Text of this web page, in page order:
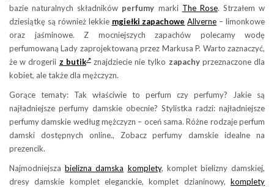
bazie naturalnych składników perfumy marki The Rose. Strzałem w
dziesiątkę są również lekkie mgiełki zapachowe Allverne – limonkowe
oraz jaśminowe. Z mocniejszych zapachów polecamy wodę
perfumowaną Lady zaprojektowaną przez Markusa P. Warto zaznaczyć,
że w drogerii z butik znajdziecie nie tylko zapachyprzeznaczone dla
kobiet, ale także dla mężczyzn.
Gorące tematy: Tak właściwie to perfum czy perfumy? Jakie są
najładniejsze perfumy damskie obecnie? Stylistka radzi: najładniejsze
perfumy damskie według mężczyzn – oceń sama. Różne rodzaje perfum
damski dostępnych online., Zobacz perfumy damskie idealne na
prezencik.
Najmodniejszabielizna damska komplety, komplet bielizny damskiej,
dresy damskie komplet eleganckie, komplet dzianinowy, komplety